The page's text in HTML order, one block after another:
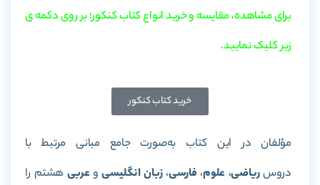
برای مشاهده، مقایسه و خرید انواع کتاب کنکور؛ بر روی دکمه ی
زیر کلیک نمایید.
خرید کتاب کنکور
مؤلفان در این کتاب به‌صورت جامع مبانی مرتبط با
دروسریاضی، علوم، فارسی، زبان انگلیسیو عربی هشتم را